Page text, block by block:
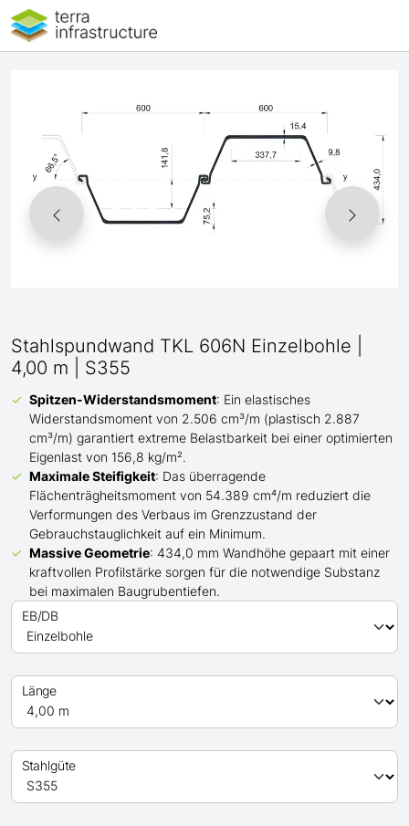
Stahlspundwand TKL 606N Einzelbohle |
4,00 m | S355
Spitzen-Widerstandsmoment: Ein elastisches
Widerstandsmoment von 2.506 cm³/m (plastisch 2.887
cm³/m) garantiert extreme Belastbarkeit bei einer optimierten
Eigenlast von 156,8 kg/m².
Maximale Steifigkeit: Das überragende
Flächenträgheitsmoment von 54.389 cm⁴/m reduziert die
Verformungen des Verbaus im Grenzzustand der
Gebrauchstauglichkeit auf ein Minimum.
Massive Geometrie: 434,0 mm Wandhöhe gepaart mit einer
kraftvollen Profilstärke sorgen für die notwendige Substanz
bei maximalen Baugrubentiefen.
EB/DB
Länge
Stahlgüte